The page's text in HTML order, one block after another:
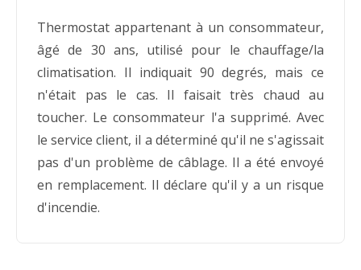
Thermostat appartenant à un consommateur,
âgé de 30 ans, utilisé pour le chauffage/la
climatisation. Il indiquait 90 degrés, mais ce
n'était pas le cas. Il faisait très chaud au
toucher. Le consommateur l'a supprimé. Avec
le service client, il a déterminé qu'il ne s'agissait
pas d'un problème de câblage. Il a été envoyé
en remplacement. Il déclare qu'il y a un risque
d'incendie.